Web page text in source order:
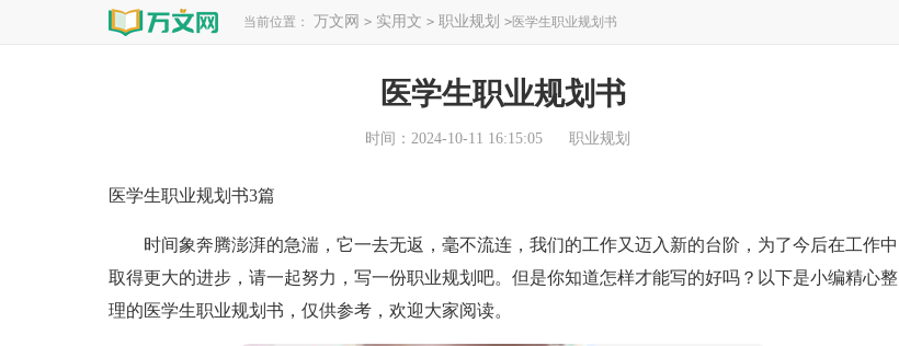
当前位置： 万文网 > 实用文 > 职业规划 >医学生职业规划书
医学生职业规划书
时间：2024-10-11 16:15:05 职业规划
医学生职业规划书3篇
时间象奔腾澎湃的急湍，它一去无返，毫不流连，我们的工作又迈入新的台阶，为了今后在工作中
取得更大的进步，请一起努力，写一份职业规划吧。但是你知道怎样才能写的好吗？以下是小编精心整
理的医学生职业规划书，仅供参考，欢迎大家阅读。